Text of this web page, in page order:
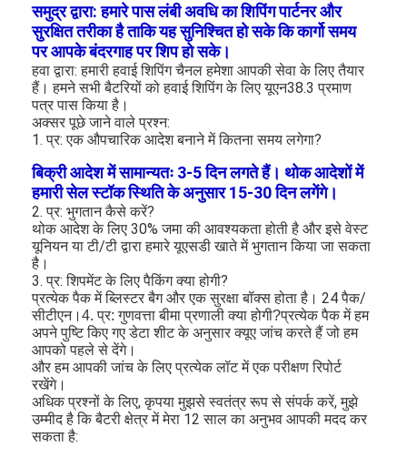
लिथियम LiFePO4 बैटरी
लिथियम आयन रिचार्जेबल बैटरी
लिथियम पॉलिमर बैटरी
ऊर्जा भंडारण बैटरी
एच बैटरी
एनआईसीडी रिचार्जेबल बैटरी
एलसीडी बैटरी चार्जर
निम बैटरी पैक
निक बैटरी पैक
लिथियम आयन बैटरी पैक
रिचार्जेबल फ्लैशलाइट बैटरी
समुद्र द्वारा: हमारे पास लंबी अवधि का शिपिंग पार्टनर और
सुरक्षित तरीका है ताकि यह सुनिश्चित हो सके कि कार्गो समय
पर आपके बंदरगाह पर शिप हो सके।
हवा द्वारा: हमारी हवाई शिपिंग चैनल हमेशा आपकी सेवा के लिए तैयार
हैं। हमने सभी बैटरियों को हवाई शिपिंग के लिए यूएन38.3 प्रमाण
पत्र पास किया है।
अक्सर पूछे जाने वाले प्रश्न:
1. प्र: एक औपचारिक आदेश बनाने में कितना समय लगेगा?
बिक्री आदेश में सामान्यतः 3-5 दिन लगते हैं। थोक आदेशों में
हमारी सेल स्टॉक स्थिति के अनुसार 15-30 दिन लगेंगे।
2. प्र: भुगतान कैसे करें?
थोक आदेश के लिए 30% जमा की आवश्यकता होती है और इसे वेस्ट
यूनियन या टी/टी द्वारा हमारे यूएसडी खाते में भुगतान किया जा सकता
है।
3. प्र: शिपमेंट के लिए पैकिंग क्या होगी?
प्रत्येक पैक में ब्लिस्टर बैग और एक सुरक्षा बॉक्स होता है। 24 पैक/
सीटीएन।4. प्र: गुणवत्ता बीमा प्रणाली क्या होगी?प्रत्येक पैक में हम
अपने पुष्टि किए गए डेटा शीट के अनुसार क्यूए जांच करते हैं जो हम
आपको पहले से देंगे।
और हम आपकी जांच के लिए प्रत्येक लॉट में एक परीक्षण रिपोर्ट
रखेंगे।
अधिक प्रश्नों के लिए, कृपया मुझसे स्वतंत्र रूप से संपर्क करें, मुझे
उम्मीद है कि बैटरी क्षेत्र में मेरा 12 साल का अनुभव आपकी मदद कर
सकता है: